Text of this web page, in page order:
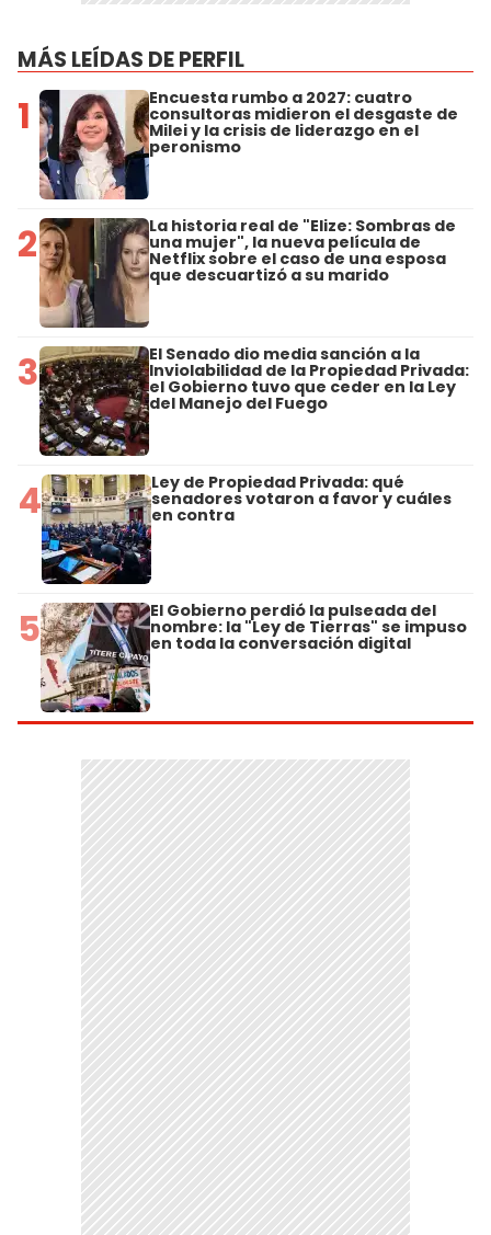
MÁS LEÍDAS DE PERFIL
1 Encuesta rumbo a 2027: cuatro
consultoras midieron el desgaste de
Milei y la crisis de liderazgo en el
peronismo
2 La historia real de "Elize: Sombras de
una mujer", la nueva película de
Netflix sobre el caso de una esposa
que descuartizó a su marido
3 El Senado dio media sanción a la
Inviolabilidad de la Propiedad Privada:
el Gobierno tuvo que ceder en la Ley
del Manejo del Fuego
4 Ley de Propiedad Privada: qué
senadores votaron a favor y cuáles
en contra
5 El Gobierno perdió la pulseada del
nombre: la "Ley de Tierras" se impuso
en toda la conversación digital